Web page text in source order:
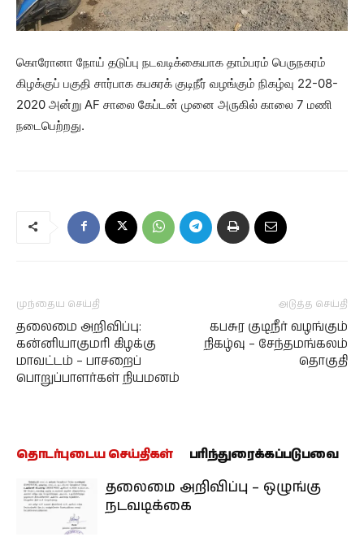
கொரோனா நோய் தடுப்பு நடவடிக்கையாக தாம்பரம் பெருநகரம்
கிழக்குப் பகுதி சார்பாக கபசுரக் குடிநீர் வழங்கும் நிகழ்வு 22-08-
2020 அன்று AF சாலை கேப்டன் முனை அருகில் காலை 7 மணி
நடைபெற்றது.
முந்தைய செய்தி
தலைமை அறிவிப்பு:
கன்னியாகுமரி கிழக்கு
மாவட்டம் – பாசறைப்
பொறுப்பாளர்கள் நியமனம்
அடுத்த செய்தி
கபசுர குடிநீர் வழங்கும்
நிகழ்வு – சேந்தமங்கலம்
தொகுதி
தொடர்புடைய செய்திகள் பரிந்துரைக்கப்படுபவை
தலைமை அறிவிப்பு – ஒழுங்கு
நடவடிக்கை